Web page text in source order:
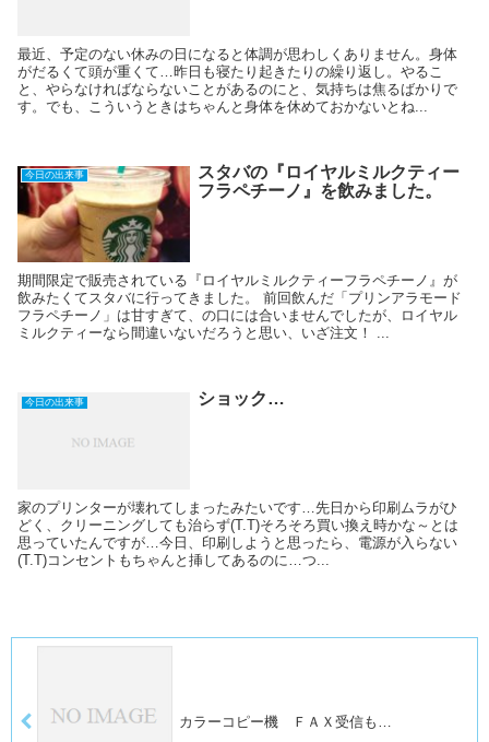
最近、予定のない休みの日になると体調が思わしくありません。身体
がだるくて頭が重くて…昨日も寝たり起きたりの繰り返し。やるこ
と、やらなければならないことがあるのにと、気持ちは焦るばかりで
す。でも、こういうときはちゃんと身体を休めておかないとね...
今日の出来事
スタバの『ロイヤルミルクティー
フラペチーノ』を飲みました。
期間限定で販売されている『ロイヤルミルクティーフラペチーノ』が
飲みたくてスタバに行ってきました。 前回飲んだ「プリンアラモード
フラペチーノ」は甘すぎて、の口には合いませんでしたが、ロイヤル
ミルクティーなら間違いないだろうと思い、いざ注文！ ...
今日の出来事 ショック…
家のプリンターが壊れてしまったみたいです…先日から印刷ムラがひ
どく、クリーニングしても治らず(T.T)そろそろ買い換え時かな～とは
思っていたんですが…今日、印刷しようと思ったら、電源が入らない
(T.T)コンセントもちゃんと挿してあるのに…つ...
カラーコピー機 ＦＡＸ受信も…